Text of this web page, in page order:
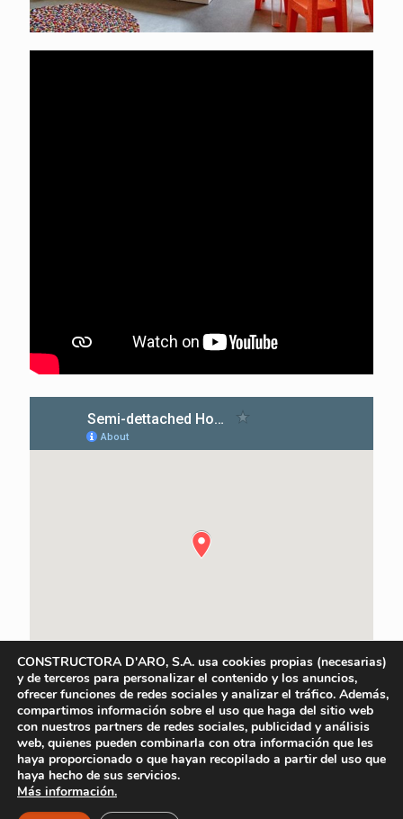
Avís Legal|Política De Privacitat
CONSTRUCTORA D'ARO, S.A. usa cookies propias (necesarias)
y de terceros para personalizar el contenido y los anuncios,
ofrecer funciones de redes sociales y analizar el tráfico. Además,
compartimos información sobre el uso que haga del sitio web
con nuestros partners de redes sociales, publicidad y análisis
web, quienes pueden combinarla con otra información que les
haya proporcionado o que hayan recopilado a partir del uso que
haya hecho de sus servicios.
Más información.